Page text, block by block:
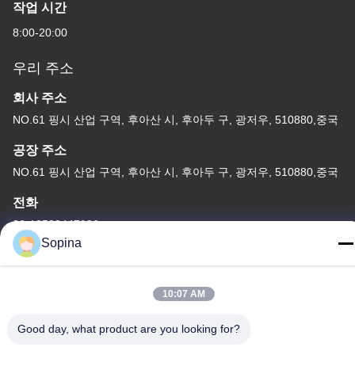
작업 시간
8:00-20:00
우리 주소
회사 주소
NO.61 핑시 산업 구역, 후아산 시, 후아두 구, 광저우, 510880,중국
공장 주소
NO.61 핑시 산업 구역, 후아산 시, 후아두 구, 광저우, 510880,중국
전화
86-13539447986
GUANGZHOU FUDE ELECTRONIC TECHNOLOGY CO.,LTD . 무
Sopina
10:07 AM
Good day, what product are you looking for?